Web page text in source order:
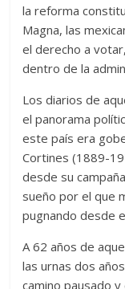
la reforma
Magna, las
el derecho a
dentro de la
Los diarios de
el panorama
este país era
Cortines (1889-
desde su
sueño por el que
pugnando desde
A 62 años de
las urnas dos
camino pausado